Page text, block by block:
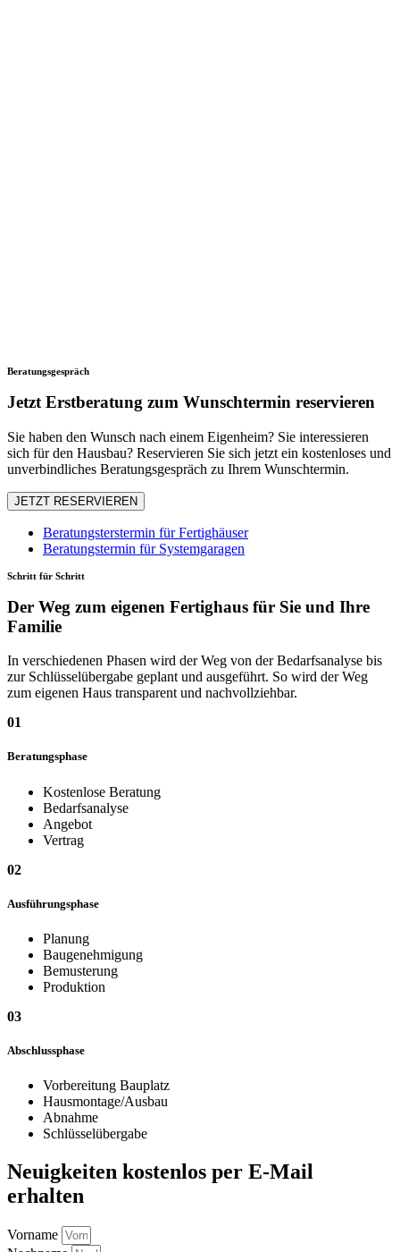
Beratungsgespräch
Jetzt Erstberatung zum Wunschtermin reservieren
Sie haben den Wunsch nach einem Eigenheim? Sie interessieren
sich für den Hausbau? Reservieren Sie sich jetzt ein kostenloses und
unverbindliches Beratungsgespräch zu Ihrem Wunschtermin.
JETZT RESERVIEREN
Beratungsterstermin für Fertighäuser
Beratungstermin für Systemgaragen
Schritt für Schritt
Der Weg zum eigenen Fertighaus für Sie und Ihre
Familie
In verschiedenen Phasen wird der Weg von der Bedarfsanalyse bis
zur Schlüsselübergabe geplant und ausgeführt. So wird der Weg
zum eigenen Haus transparent und nachvollziehbar.
01
Beratungsphase
Kostenlose Beratung
Bedarfsanalyse
Angebot
Vertrag
02
Ausführungsphase
Planung
Baugenehmigung
Bemusterung
Produktion
03
Abschlussphase
Vorbereitung Bauplatz
Hausmontage/Ausbau
Abnahme
Schlüsselübergabe
Neuigkeiten kostenlos per E-Mail
erhalten
Vorname